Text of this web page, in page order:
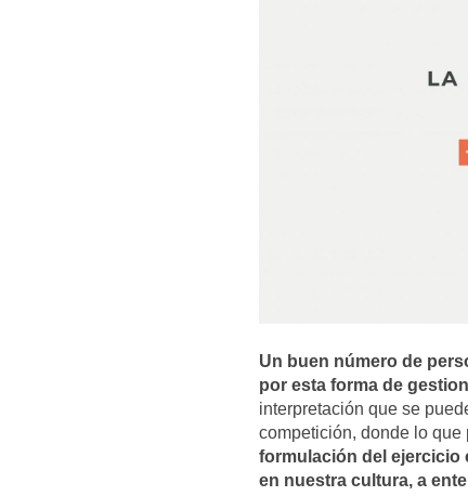
Un buen número de
por esta forma de
interpretación que se
competición, donde lo que
formulación del ejercicio
en nuestra cultura, a